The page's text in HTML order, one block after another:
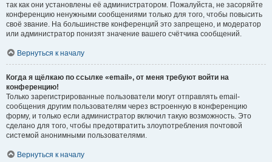
так как они установлены её администратором. Пожалуйста, не засоряйте
конференцию ненужными сообщениями только для того, чтобы повысить
своё звание. На большинстве конференций это запрещено, и модератор
или администратор понизят значение вашего счётчика сообщений.
Вернуться к началу
Когда я щёлкаю по ссылке «email», от меня требуют войти на
конференцию!
Только зарегистрированные пользователи могут отправлять email-
сообщения другим пользователям через встроенную в конференцию
форму, и только если администратор включил такую возможность. Это
сделано для того, чтобы предотвратить злоупотребления почтовой
системой анонимными пользователями.
Вернуться к началу